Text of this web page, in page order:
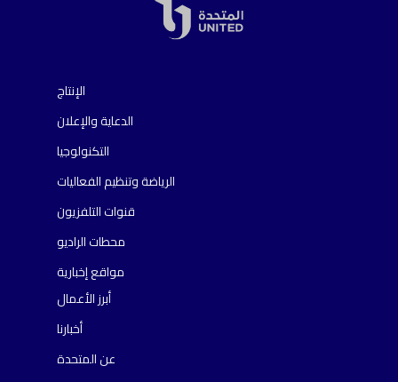
الإنتاج
الدعاية والإعلان
التكنولوجيا
الرياضة وتنظيم الفعاليات
قنوات التلفزيون
محطات الراديو
مواقع إخبارية
أبرز الأعمال
أخبارنا
عن المتحدة